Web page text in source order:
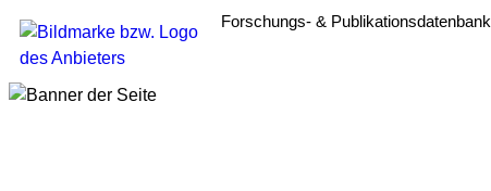
Forschungs- & Publikationsdatenbank